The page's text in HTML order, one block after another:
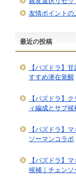
友情ポイントの
最近の投稿
【パズドラ】
すすめ潜在覚醒
【パズドラ】
ィ編成とサブ候
【パズドラ】
ソーマンコラボ
【パズドラ】
候補｜チェンソ